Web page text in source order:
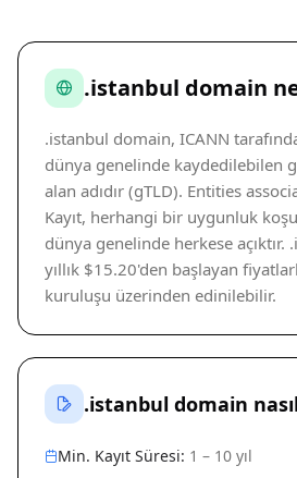
.istanbul domain
.istanbul domain, ICANN
dünya genelinde kaydedilebilen
alan adıdır (gTLD). Entities
Kayıt, herhangi bir uygunluk
dünya genelinde herkese
yıllık $15.20'den başlayan
kuruluşu üzerinden edinilebilir.
.istanbul domain
Min. Kayıt Süresi: 1 – 10 yıl